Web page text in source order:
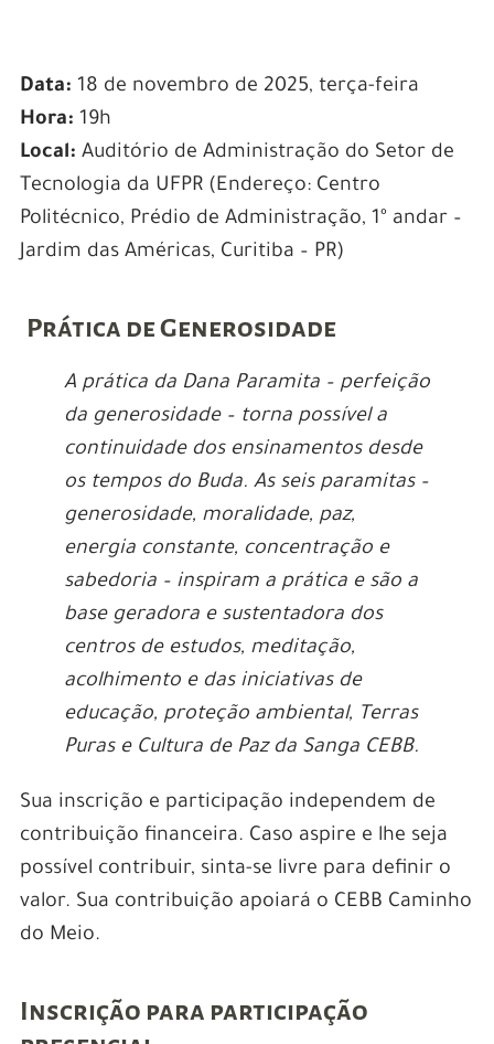
Data: 18 de novembro de 2025, terça-feira
Hora: 19h
Local: Auditório de Administração do Setor de
Tecnologia da UFPR (Endereço: Centro
Politécnico, Prédio de Administração, 1º andar –
Jardim das Américas, Curitiba – PR)
Prática de Generosidade
A prática da Dana Paramita – perfeição
da generosidade – torna possível a
continuidade dos ensinamentos desde
os tempos do Buda. As seis paramitas –
generosidade, moralidade, paz,
energia constante, concentração e
sabedoria – inspiram a prática e são a
base geradora e sustentadora dos
centros de estudos, meditação,
acolhimento e das iniciativas de
educação, proteção ambiental, Terras
Puras e Cultura de Paz da Sanga CEBB.
Sua inscrição e participação independem de
contribuição financeira. Caso aspire e lhe seja
possível contribuir, sinta-se livre para definir o
valor. Sua contribuição apoiará o CEBB Caminho
do Meio.
Inscrição para participação